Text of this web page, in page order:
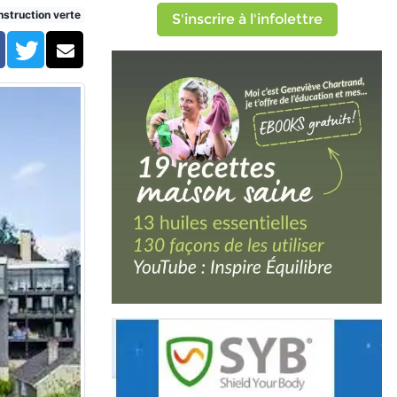
verte
TwitterCourriel
S'inscrire à l'infolettre